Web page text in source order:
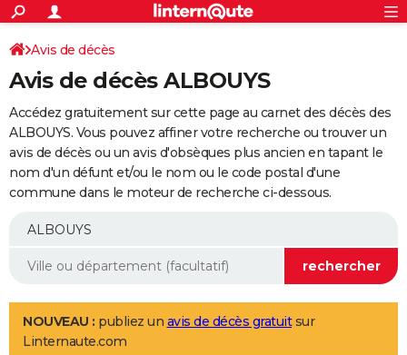
ACTUALITÉS
Politique
Société
Faits Divers
Education
Monde
Villes
+
SPORT
Coupe du monde 2026
Football
Tennis
Cyclisme
Rugby
Forum
Programme TV
TNT
Streaming
Cinéma
Sorties cinéma
Musique
+
FINANCE
Retraite
Epargne
Immobilier
Risques naturels par ville
Banque
Assurance
AUTO
Essais
Réserver un essai
Citadines
Berlines
SUV
Forum auto
+
Mobiles
Meilleur smartphone
Internet
Ordinateurs
Jeux vidéo
Guide high-tech
Aménagement intérieur
LIFESTYLE
Art de vivre
Bien-être
Loisirs
Mode
Modes de vie
Avis de décès
Avis de décès ALBOUYS
Accédez gratuitement sur cette page au carnet des décès des
ALBOUYS. Vous pouvez affiner votre recherche ou trouver un
avis de décès ou un avis d'obsèques plus ancien en tapant le
nom d'un défunt et/ou le nom ou le code postal d'une
commune dans le moteur de recherche ci-dessous.
NOUVEAU : publiez un avis de décès gratuitsur
Linternaute.com